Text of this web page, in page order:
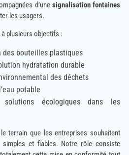
d’une signalisation fontaines
les usagers.
plusieurs objectifs :
des bouteilles plastiques
hydratation durable
des déchets
potable
solutions écologiques dans les
terrain que les entreprises souhaitent
et fiables. Notre rôle consiste